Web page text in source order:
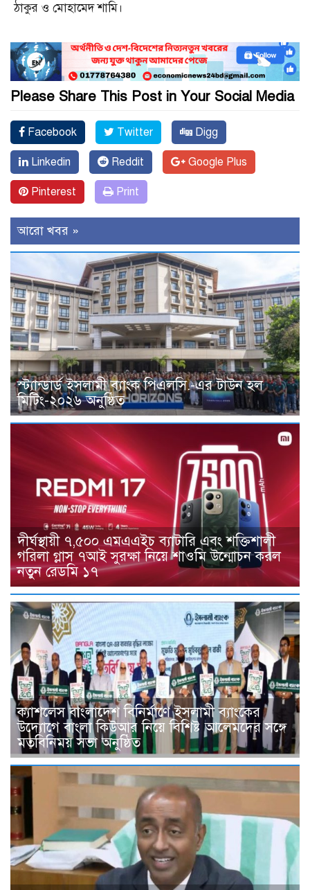
ঠাকুর ও মোহামেদ শামি।
Please Share This Post in Your Social Media
Facebook Twitter Digg
Linkedin Reddit Google Plus
Pinterest Print
আরো খবর »
স্ট্যান্ডার্ড ইসলামী ব্যাংক পিএলসি.-এর টাউন হল
মিটিং-২০২৬ অনুষ্ঠিত
দীর্ঘস্থায়ী ৭,৫০০ এমএএইচ ব্যাটারি এবং শক্তিশালী
গরিলা গ্লাস ৭আই সুরক্ষা নিয়ে শাওমি উন্মোচন করল
নতুন রেডমি ১৭
ক্যাশলেস বাংলাদেশ বিনির্মাণে ইসলামী ব্যাংকের
উদ্যোগে বাংলা কিউআর নিয়ে বিশিষ্ট আলেমদের সঙ্গে
মতবিনিময় সভা অনুষ্ঠিত